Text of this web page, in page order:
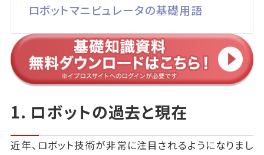
ロボットマニピュレータの基礎用語
1. ロボットの過去と現在
近年、ロボット技術が非常に注目されるようになりまし